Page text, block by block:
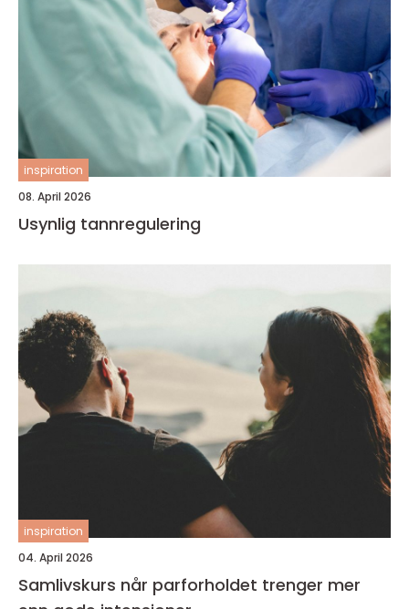
inspiration
08. April 2026
Usynlig tannregulering
inspiration
04. April 2026
Samlivskurs når parforholdet trenger mer